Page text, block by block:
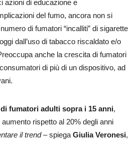
azioni di educazione e
del fumo, ancora non si
di fumatori “incalliti” di sigarette
dall’uso di tabacco riscaldato e/o
anche la crescita di fumatori
di più di un dispositivo, ad
di fumatori adulti sopra i 15 anni,
rispetto al 20% degli anni
il trend –spiega Giulia Veronesi,